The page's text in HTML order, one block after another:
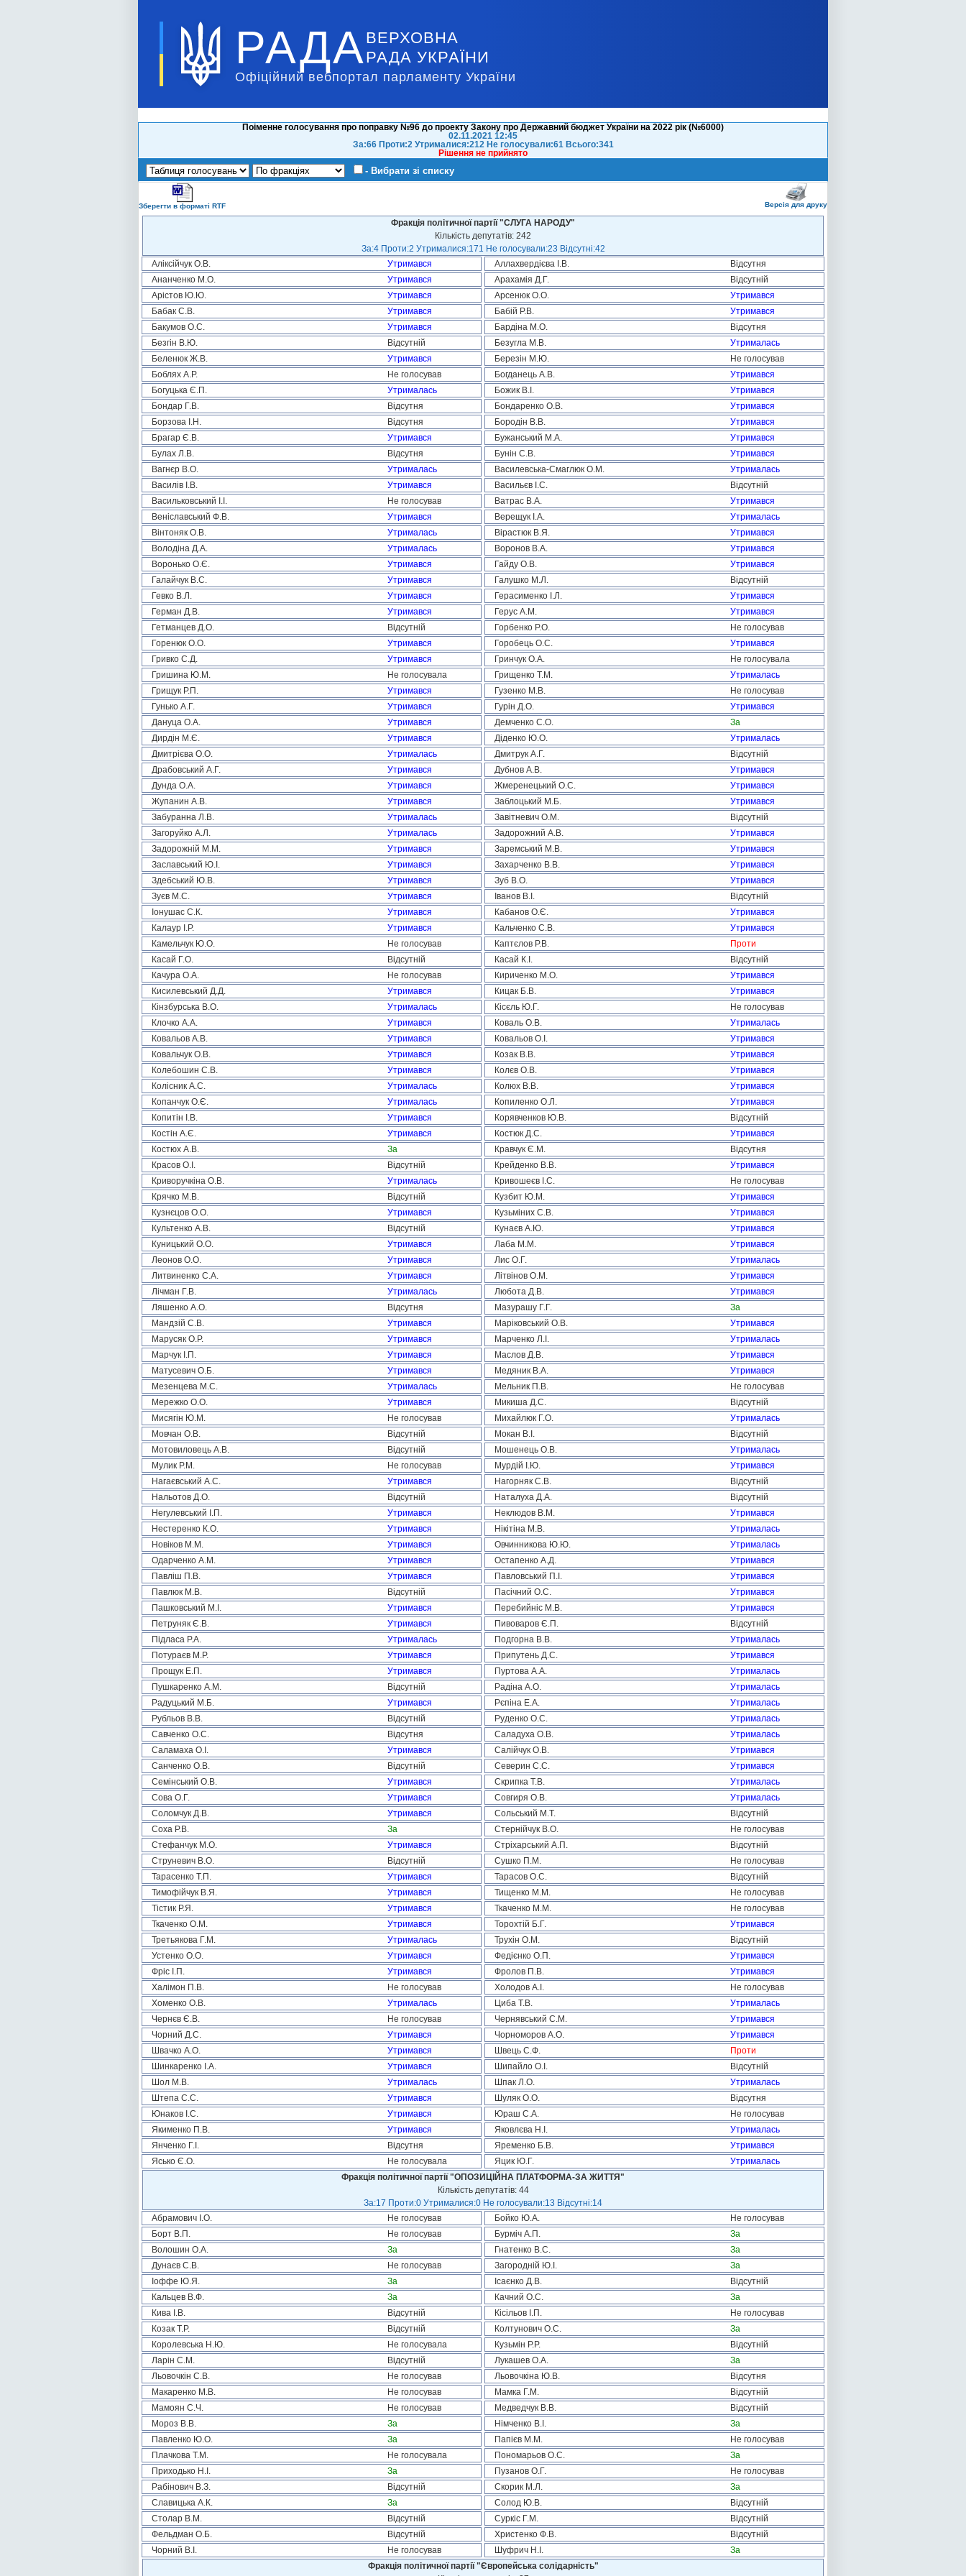
РАДА ВЕРХОВНА
РАДА УКРАЇНИ
Офіційний вебпортал парламенту України
Поіменне голосування про поправку №96 до проекту Закону про Державний бюджет України на 2022 рік (№6000)
02.11.2021 12:45
За:66 Проти:2 Утрималися:212 Не голосували:61 Всього:341
Рішення не прийнято
- Вибрати зі списку
Зберегти в форматі RTF Версія для друку
Фракція політичної партії "СЛУГА НАРОДУ"
Кількість депутатів: 242
За:4 Проти:2 Утрималися:171 Не голосували:23 Відсутні:42
Аліксійчук О.В.
Утримався Аллахвердієва І.В.
Відсутня
Ананченко М.О.
Утримався Арахамія Д.Г.
Відсутній
Арістов Ю.Ю.
Утримався Арсенюк О.О.
Утримався
Бабак С.В.
Утримався Бабій Р.В.
Утримався
Бакумов О.С.
Утримався Бардіна М.О.
Відсутня
Безгін В.Ю.
Відсутній Безугла М.В.
Утрималась
Беленюк Ж.В.
Утримався Березін М.Ю.
Не голосував
Боблях А.Р.
Не голосував Богданець А.В.
Утримався
Богуцька Є.П.
Утрималась Божик В.І.
Утримався
Бондар Г.В.
Відсутня Бондаренко О.В.
Утримався
Борзова І.Н.
Відсутня Бородін В.В.
Утримався
Брагар Є.В.
Утримався Бужанський М.А.
Утримався
Булах Л.В.
Відсутня Бунін С.В.
Утримався
Вагнєр В.О.
Утрималась Василевська-Смаглюк О.М.
Утрималась
Василів І.В.
Утримався Васильєв І.С.
Відсутній
Васильковський І.І.
Не голосував Ватрас В.А.
Утримався
Веніславський Ф.В.
Утримався Верещук І.А.
Утрималась
Вінтоняк О.В.
Утрималась Вірастюк В.Я.
Утримався
Володіна Д.А.
Утрималась Воронов В.А.
Утримався
Воронько О.Є.
Утримався Гайду О.В.
Утримався
Галайчук В.С.
Утримався Галушко М.Л.
Відсутній
Гевко В.Л.
Утримався Герасименко І.Л.
Утримався
Герман Д.В.
Утримався Герус А.М.
Утримався
Гетманцев Д.О.
Відсутній Горбенко Р.О.
Не голосував
Горенюк О.О.
Утримався Горобець О.С.
Утримався
Гривко С.Д.
Утримався Гринчук О.А.
Не голосувала
Гришина Ю.М.
Не голосувала Грищенко Т.М.
Утрималась
Грищук Р.П.
Утримався Гузенко М.В.
Не голосував
Гунько А.Г.
Утримався Гурін Д.О.
Утримався
Дануца О.А.
Утримався Демченко С.О.
За
Дирдін М.Є.
Утримався Діденко Ю.О.
Утрималась
Дмитрієва О.О.
Утрималась Дмитрук А.Г.
Відсутній
Драбовський А.Г.
Утримався Дубнов А.В.
Утримався
Дунда О.А.
Утримався Жмеренецький О.С.
Утримався
Жупанин А.В.
Утримався Заблоцький М.Б.
Утримався
Забуранна Л.В.
Утрималась Завітневич О.М.
Відсутній
Загоруйко А.Л.
Утрималась Задорожний А.В.
Утримався
Задорожній М.М.
Утримався Заремський М.В.
Утримався
Заславський Ю.І.
Утримався Захарченко В.В.
Утримався
Здебський Ю.В.
Утримався Зуб В.О.
Утримався
Зуєв М.С.
Утримався Іванов В.І.
Відсутній
Іонушас С.К.
Утримався Кабанов О.Є.
Утримався
Калаур І.Р.
Утримався Кальченко С.В.
Утримався
Камельчук Ю.О.
Не голосував Каптєлов Р.В.
Проти
Касай Г.О.
Відсутній Касай К.І.
Відсутній
Качура О.А.
Не голосував Кириченко М.О.
Утримався
Кисилевський Д.Д.
Утримався Кицак Б.В.
Утримався
Кінзбурська В.О.
Утрималась Кісєль Ю.Г.
Не голосував
Клочко А.А.
Утримався Коваль О.В.
Утрималась
Ковальов А.В.
Утримався Ковальов О.І.
Утримався
Ковальчук О.В.
Утримався Козак В.В.
Утримався
Колебошин С.В.
Утримався Колєв О.В.
Утримався
Колісник А.С.
Утрималась Колюх В.В.
Утримався
Копанчук О.Є.
Утрималась Копиленко О.Л.
Утримався
Копитін І.В.
Утримався Корявченков Ю.В.
Відсутній
Костін А.Є.
Утримався Костюк Д.С.
Утримався
Костюх А.В.
За Кравчук Є.М.
Відсутня
Красов О.І.
Відсутній Крейденко В.В.
Утримався
Криворучкіна О.В.
Утрималась Кривошеєв І.С.
Не голосував
Крячко М.В.
Відсутній Кузбит Ю.М.
Утримався
Кузнєцов О.О.
Утримався Кузьміних С.В.
Утримався
Культенко А.В.
Відсутній Кунаєв А.Ю.
Утримався
Куницький О.О.
Утримався Лаба М.М.
Утримався
Леонов О.О.
Утримався Лис О.Г.
Утрималась
Литвиненко С.А.
Утримався Літвінов О.М.
Утримався
Лічман Г.В.
Утрималась Любота Д.В.
Утримався
Ляшенко А.О.
Відсутня Мазурашу Г.Г.
За
Мандзій С.В.
Утримався Маріковський О.В.
Утримався
Марусяк О.Р.
Утримався Марченко Л.І.
Утрималась
Марчук І.П.
Утримався Маслов Д.В.
Утримався
Матусевич О.Б.
Утримався Медяник В.А.
Утримався
Мезенцева М.С.
Утрималась Мельник П.В.
Не голосував
Мережко О.О.
Утримався Микиша Д.С.
Відсутній
Мисягін Ю.М.
Не голосував Михайлюк Г.О.
Утрималась
Мовчан О.В.
Відсутній Мокан В.І.
Відсутній
Мотовиловець А.В.
Відсутній Мошенець О.В.
Утрималась
Мулик Р.М.
Не голосував Мурдій І.Ю.
Утримався
Нагаєвський А.С.
Утримався Нагорняк С.В.
Відсутній
Нальотов Д.О.
Відсутній Наталуха Д.А.
Відсутній
Негулевський І.П.
Утримався Неклюдов В.М.
Утримався
Нестеренко К.О.
Утримався Нікітіна М.В.
Утрималась
Новіков М.М.
Утримався Овчинникова Ю.Ю.
Утрималась
Одарченко А.М.
Утримався Остапенко А.Д.
Утримався
Павліш П.В.
Утримався Павловський П.І.
Утримався
Павлюк М.В.
Відсутній Пасічний О.С.
Утримався
Пашковський М.І.
Утримався Перебийніс М.В.
Утримався
Петруняк Є.В.
Утримався Пивоваров Є.П.
Відсутній
Підласа Р.А.
Утрималась Подгорна В.В.
Утрималась
Потураєв М.Р.
Утримався Припутень Д.С.
Утримався
Прощук Е.П.
Утримався Пуртова А.А.
Утрималась
Пушкаренко А.М.
Відсутній Радіна А.О.
Утрималась
Радуцький М.Б.
Утримався Рєпіна Е.А.
Утрималась
Рубльов В.В.
Відсутній Руденко О.С.
Утрималась
Савченко О.С.
Відсутня Саладуха О.В.
Утрималась
Саламаха О.І.
Утримався Салійчук О.В.
Утримався
Санченко О.В.
Відсутній Северин С.С.
Утримався
Семінський О.В.
Утримався Скрипка Т.В.
Утрималась
Сова О.Г.
Утримався Совгиря О.В.
Утрималась
Соломчук Д.В.
Утримався Сольський М.Т.
Відсутній
Соха Р.В.
За Стернійчук В.О.
Не голосував
Стефанчук М.О.
Утримався Стріхарський А.П.
Відсутній
Струневич В.О.
Відсутній Сушко П.М.
Не голосував
Тарасенко Т.П.
Утримався Тарасов О.С.
Відсутній
Тимофійчук В.Я.
Утримався Тищенко М.М.
Не голосував
Тістик Р.Я.
Утримався Ткаченко М.М.
Не голосував
Ткаченко О.М.
Утримався Торохтій Б.Г.
Утримався
Третьякова Г.М.
Утрималась Трухін О.М.
Відсутній
Устенко О.О.
Утримався Федієнко О.П.
Утримався
Фріс І.П.
Утримався Фролов П.В.
Утримався
Халімон П.В.
Не голосував Холодов А.І.
Не голосував
Хоменко О.В.
Утрималась Циба Т.В.
Утрималась
Чернєв Є.В.
Не голосував Чернявський С.М.
Утримався
Чорний Д.С.
Утримався Чорноморов А.О.
Утримався
Швачко А.О.
Утримався Швець С.Ф.
Проти
Шинкаренко І.А.
Утримався Шипайло О.І.
Відсутній
Шол М.В.
Утрималась Шпак Л.О.
Утрималась
Штепа С.С.
Утримався Шуляк О.О.
Відсутня
Юнаков І.С.
Утримався Юраш С.А.
Не голосував
Якименко П.В.
Утримався Яковлєва Н.І.
Утрималась
Янченко Г.І.
Відсутня Яременко Б.В.
Утримався
Ясько Є.О.
Не голосувала Яцик Ю.Г.
Утрималась
Фракція політичної партії "ОПОЗИЦІЙНА ПЛАТФОРМА-ЗА ЖИТТЯ"
Кількість депутатів: 44
За:17 Проти:0 Утрималися:0 Не голосували:13 Відсутні:14
Абрамович І.О.
Не голосував Бойко Ю.А.
Не голосував
Борт В.П.
Не голосував Бурміч А.П.
За
Волошин О.А.
За Гнатенко В.С.
За
Дунаєв С.В.
Не голосував Загородній Ю.І.
За
Іоффе Ю.Я.
За Ісаєнко Д.В.
Відсутній
Кальцев В.Ф.
За Качний О.С.
За
Кива І.В.
Відсутній Кісільов І.П.
Не голосував
Козак Т.Р.
Відсутній Колтунович О.С.
За
Королевська Н.Ю.
Не голосувала Кузьмін Р.Р.
Відсутній
Ларін С.М.
Відсутній Лукашев О.А.
За
Льовочкін С.В.
Не голосував Льовочкіна Ю.В.
Відсутня
Макаренко М.В.
Не голосував Мамка Г.М.
Відсутній
Мамоян С.Ч.
Не голосував Медведчук В.В.
Відсутній
Мороз В.В.
За Німченко В.І.
За
Павленко Ю.О.
За Папієв М.М.
Не голосував
Плачкова Т.М.
Не голосувала Пономарьов О.С.
За
Приходько Н.І.
За Пузанов О.Г.
Не голосував
Рабінович В.З.
Відсутній Скорик М.Л.
За
Славицька А.К.
За Солод Ю.В.
Відсутній
Столар В.М.
Відсутній Суркіс Г.М.
Відсутній
Фельдман О.Б.
Відсутній Христенко Ф.В.
Відсутній
Чорний В.І.
Не голосував Шуфрич Н.І.
За
Фракція політичної партії "Європейська солідарність"